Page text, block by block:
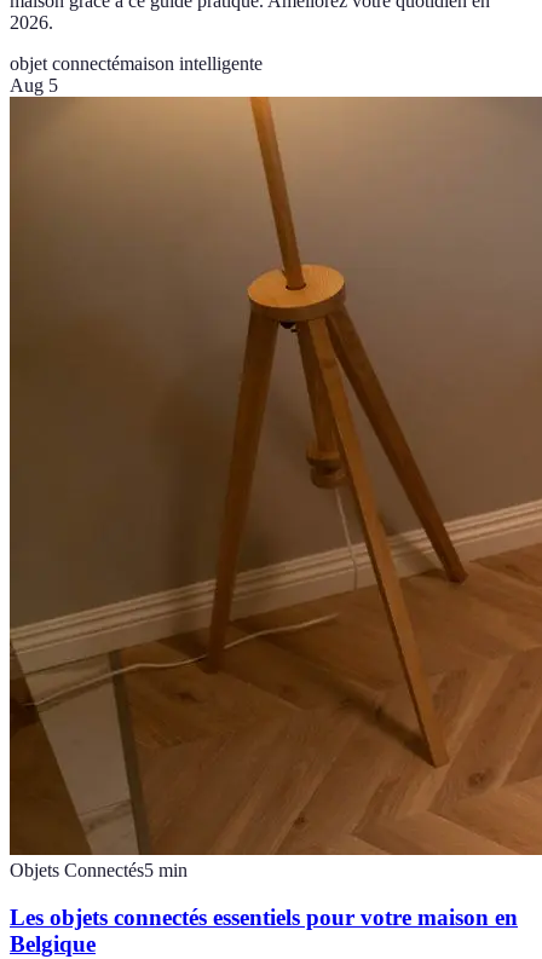
2026.
objet connectémaison intelligente
Aug 5
Objets Connectés5 min
Les objets connectés essentiels pour votre maison en
Belgique